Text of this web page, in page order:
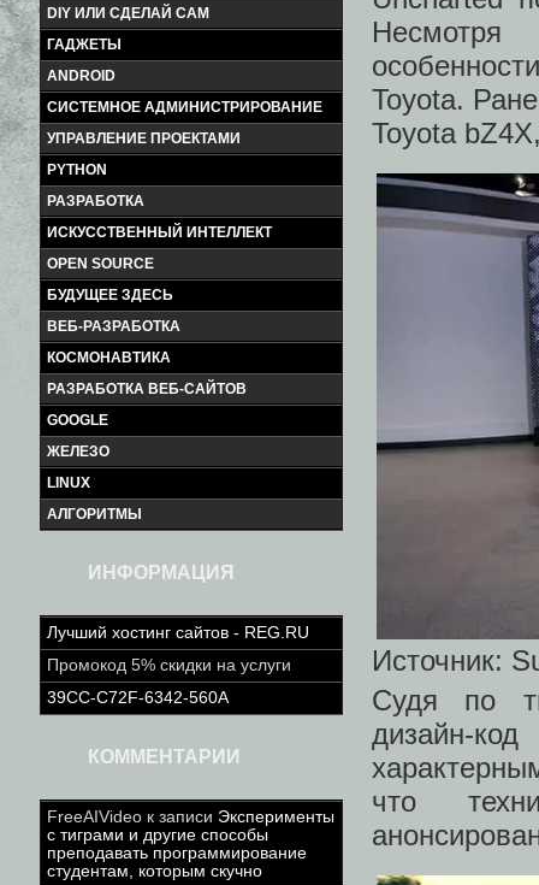
DIY ИЛИ СДЕЛАЙ САМ
ГАДЖЕТЫ
ANDROID
СИСТЕМНОЕ АДМИНИСТРИРОВАНИЕ
УПРАВЛЕНИЕ ПРОЕКТАМИ
PYTHON
РАЗРАБОТКА
ИСКУССТВЕННЫЙ ИНТЕЛЛЕКТ
OPEN SOURCE
БУДУЩЕЕ ЗДЕСЬ
ВЕБ-РАЗРАБОТКА
КОСМОНАВТИКА
РАЗРАБОТКА ВЕБ-САЙТОВ
GOOGLE
ЖЕЛЕЗО
LINUX
АЛГОРИТМЫ
ИНФОРМАЦИЯ
Лучший хостинг сайтов - REG.RU
Промокод 5% скидки на услуги
39CC-C72F-6342-560A
КОММЕНТАРИИ
FreeAIVideo к записи Эксперименты
с тиграми и другие способы
преподавать программирование
студентам, которым скучно
Несмотря
Toyota.
Toyota
Источник:
Судя по
дизайн-
что